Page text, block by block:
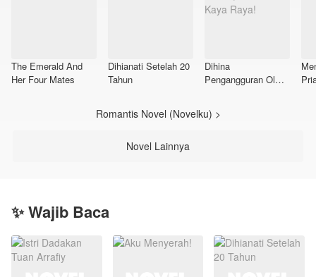
The Emerald And
Her Four Mates
Dihianati Setelah 20
Tahun
Dihina
Pengangguran Oleh
Raya!
Romantis Novel (Novelku) >
Novel Lainnya
✨ Wajib Baca